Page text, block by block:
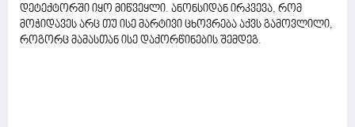
დეტექტორში იყო მიწვეყლი. ანონსიდან ირკვევა, რომ
მოჭიდავეს არც თუ ისე მარტივი ცხოვრება აქვს გამოვლილი,
როგორც მამასთან ისე დაქორწინების შემდეგ.